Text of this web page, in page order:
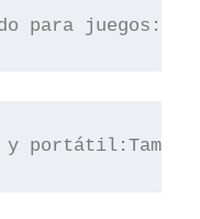
para
y